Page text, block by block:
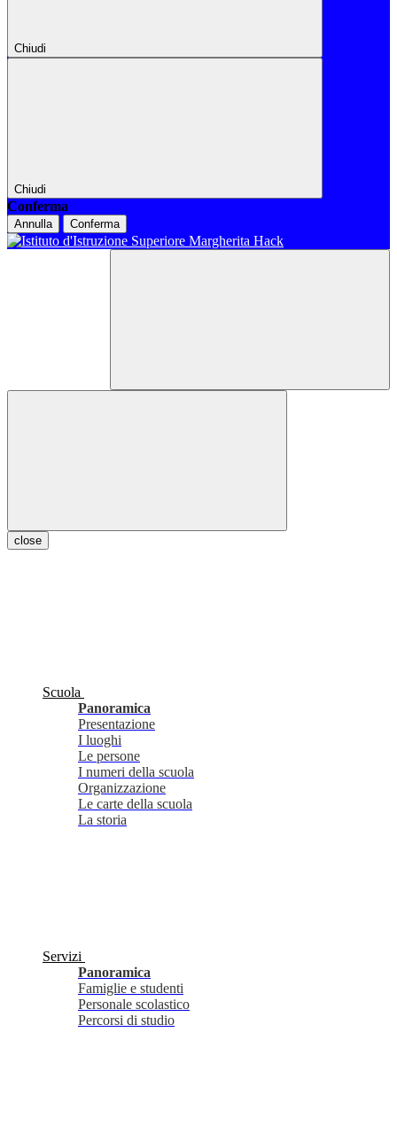
Chiudi
Chiudi
Conferma
Annulla Conferma
close
Scuola
Panoramica
Presentazione
I luoghi
Le persone
I numeri della scuola
Organizzazione
Le carte della scuola
La storia
Servizi
Panoramica
Famiglie e studenti
Personale scolastico
Percorsi di studio